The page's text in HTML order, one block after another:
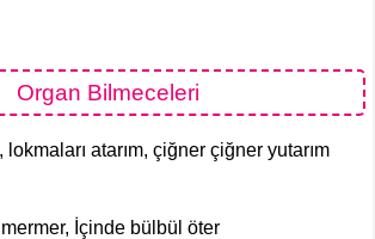
Organ Bilmeceleri
lokmaları atarım, çiğner çiğner yutarım
İçinde bülbül öter